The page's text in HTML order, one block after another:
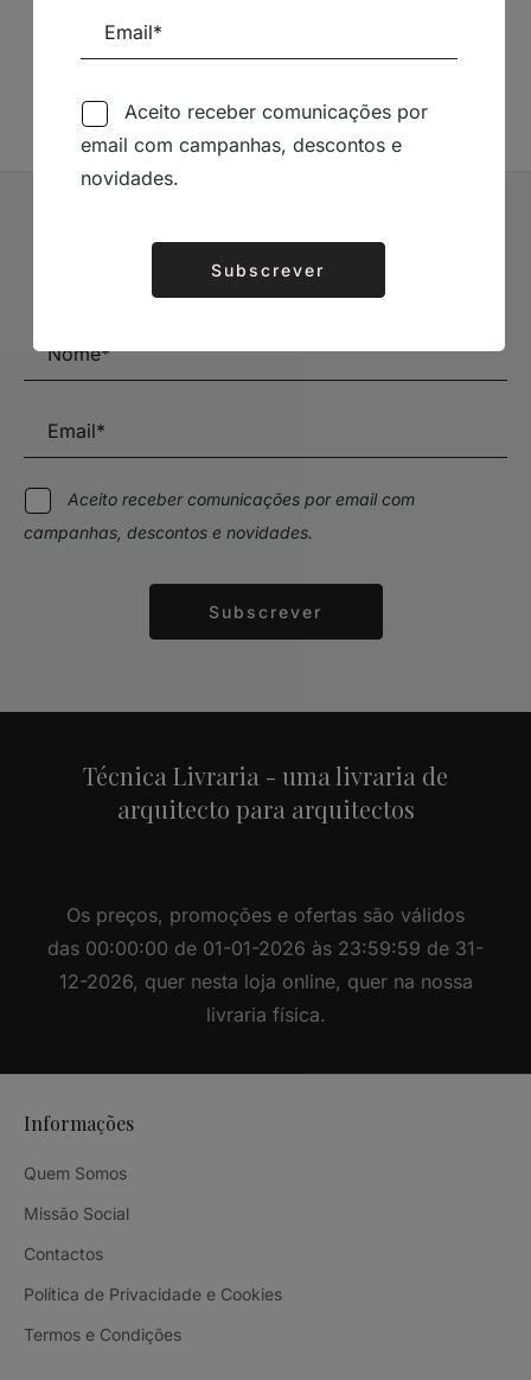
TÉCNICA LIVRARIA »
Subscrever Newsletter
Mantenha-se a par das novidades e descontos
Aceito receber comunicações por email com
campanhas, descontos e novidades.
Subscrever
Técnica Livraria - uma livraria de
arquitecto para arquitectos
Os preços, promoções e ofertas são válidos
das 00:00:00 de 01-01-2026 às 23:59:59 de 31-
12-2026, quer nesta loja online, quer na nossa
livraria física.
Informações
Quem Somos
Missão Social
Contactos
Política de Privacidade e Cookies
Termos e Condições
Aceito receber comunicações por
email com campanhas, descontos e
novidades.
Subscrever